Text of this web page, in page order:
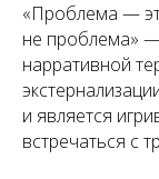
«Проблема —
не проблема»
нарративной
и является
встречаться с